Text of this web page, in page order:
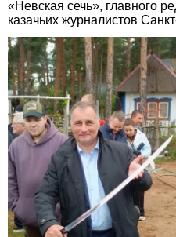
«Невская сечь», главного
казачьих журналистов